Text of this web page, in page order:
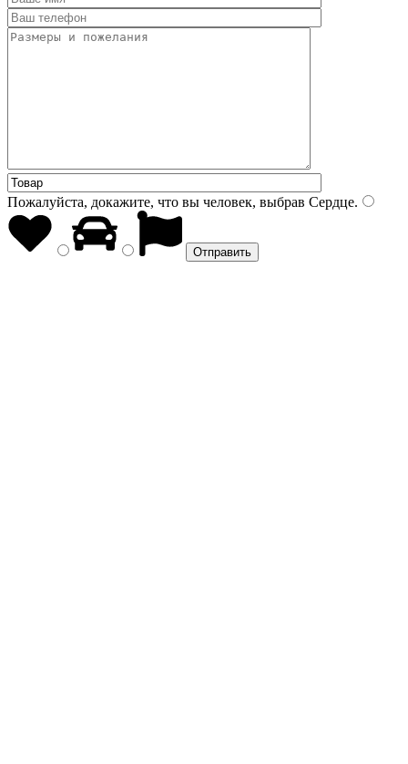
Пожалуйста, докажите, что вы человек, выбрав Сердце.